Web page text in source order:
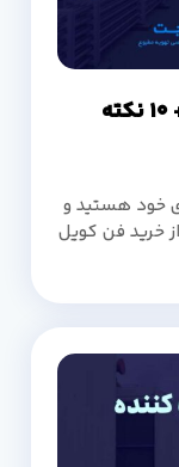
کامل ترین راهنمای خرید فن کویل + 10 نکته
خود هستید و
خرید فن کویل